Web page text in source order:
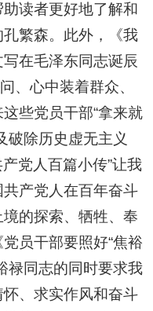
读者更好地了解和
繁森。此外，《我
在毛泽东同志诞辰
、心中装着群众、
些党员干部“拿来就
破除历史虚无主义
党人百篇小传”让我
产党人在百年奋斗
的探索、牺牲、奉
员干部要照好“焦裕
禄同志的同时要求我
、求实作风和奋斗